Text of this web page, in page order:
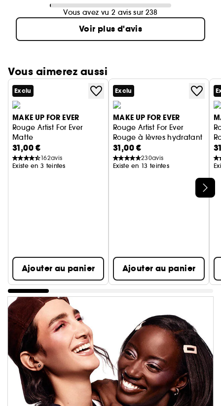
Vous avez vu 2 avis sur 238
Voir plus d'avis
Vous aimerez aussi
Exclu
MAKE UP FOR EVER
Rouge Artist For Ever
Matte
Rouge à lèvres liquide mat longue tenue
31,00 €
162avis
Existe en 3 teintes
Ajouter au panier
Exclu
MAKE UP FOR EVER
Rouge Artist For Ever
Rouge à lèvres hydratant fini
31,00 €
230avis
Existe en 13 teintes
Ajouter au panier